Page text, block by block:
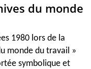
du monde
1980 lors de la
monde du travail »
symbolique et